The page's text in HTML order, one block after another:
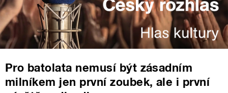
Pro batolata nemusí být zásadním
milníkem jen první zoubek, ale i první